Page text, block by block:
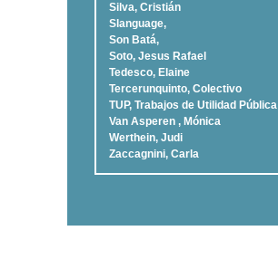
Silva, Cristián
Slanguage,
Son Batá,
Soto, Jesus Rafael
Tedesco, Elaine
Tercerunquinto, Colectivo
TUP, Trabajos de Utilidad Pública
Van Asperen , Mónica
Werthein, Judi
Zaccagnini, Carla